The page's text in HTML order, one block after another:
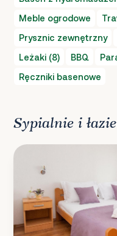
Meble ogrodowe
Prysznic zewnętrzny
Leżaki (8)
BBQ
Ręczniki basenowe
Sypialnie i